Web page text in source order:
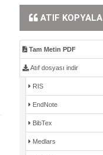
ATIF KOPYALA
Tam Metin PDF
Atıf dosyası indir
RIS
EndNote
BibTex
Medlars